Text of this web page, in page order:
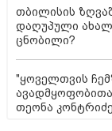
თბილისის
დაღუპული
ცნობილი?
"ყოველთვის
თეონა